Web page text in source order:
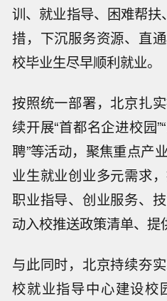
训、就业指导、困难帮扶
措，下沉服务资源、直
校毕业生尽早顺利就业。
按照统一部署，北京扎
续开展“首都名企进校园
聘”等活动，聚焦重点产
业生就业创业多元需求
职业指导、创业服务、
动入校推送政策清单、提
与此同时，北京持续夯
校就业指导中心建设校